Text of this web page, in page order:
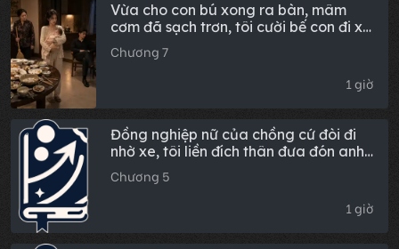
Vừa cho con bú xong ra bàn, mâm
cơm đã sạch trơn, tôi cười bế con đi xin
ăn từng nhà, năm mươi phút sau
chồng quỳ trước cửa cầu xin tôi về
Chương 7
1 giờ
Đồng nghiệp nữ của chồng cứ đòi đi
nhờ xe, tôi liền đích thân đưa đón anh
ấy mỗi ngày và mỉm cười bảo cô ta:
'Nếu không tiện đường thì đừng làm
Chương 5
1 giờ